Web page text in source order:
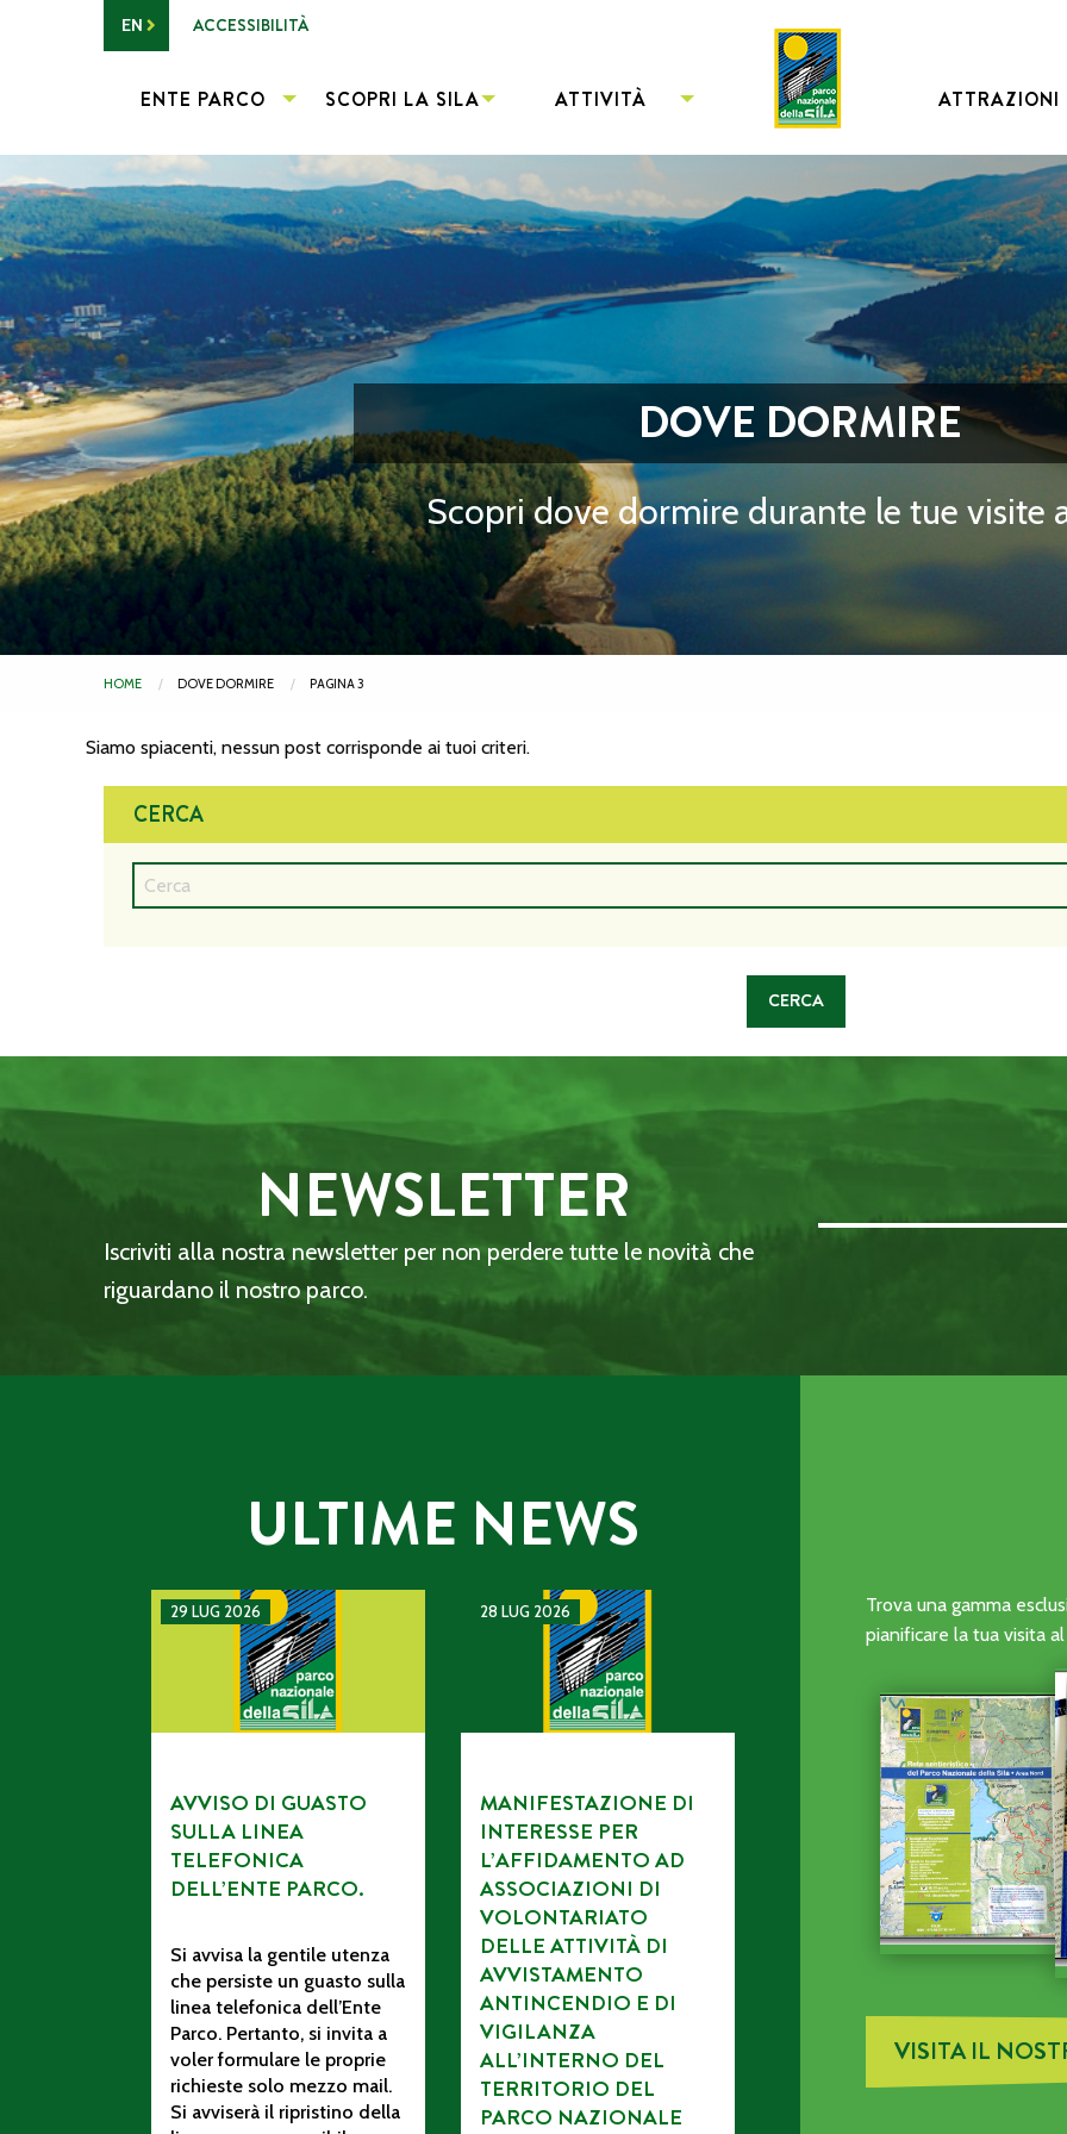
Vai al contenuto principale
EN ACCESSIBILITÀ
ENTE PARCO SCOPRI LA SILA ATTIVITÀ ATTRAZIONI
DOVE DORMIRE
Scopri dove dormire durante le tue visite
HOME DOVE DORMIRE PAGINA 3
Siamo spiacenti, nessun post corrisponde ai tuoi criteri.
CERCA
NEWSLETTER
Iscriviti alla nostra newsletter per non perdere tutte le novità che
riguardano il nostro parco.
Email Address::: (required)
ULTIME NEWS
29 LUG 2026
AVVISO DI GUASTO SULLA LINEA TELEFONICA DELL’ENTE PARCO.
AVVISO DI GUASTO
SULLA LINEA
TELEFONICA
DELL’ENTE PARCO.
Si avvisa la gentile utenza
che persiste un guasto sulla
linea telefonica dell’Ente
Parco. Pertanto, si invita a
voler formulare le proprie
richieste solo mezzo mail.
Si avviserà il ripristino della
28 LUG 2026
MANIFESTAZIONE DI INTERESSE PER L’AFFIDAMENTO AD
MANIFESTAZIONE DI
INTERESSE PER
L’AFFIDAMENTO AD
ASSOCIAZIONI DI
VOLONTARIATO
DELLE ATTIVITÀ DI
AVVISTAMENTO
ANTINCENDIO E DI
VIGILANZA
ALL’INTERNO DEL
TERRITORIO DEL
PARCO NAZIONALE
Trova una gamma
pianificare la tua visita
VISITA IL